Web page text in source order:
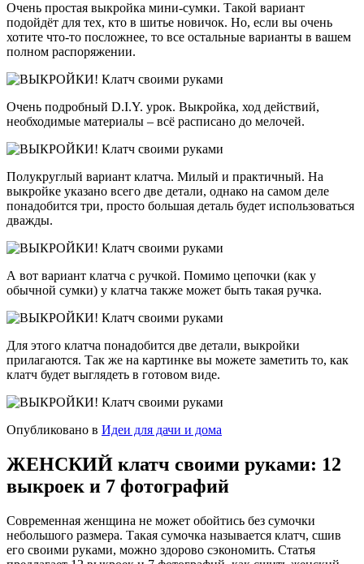
Очень простая выкройка мини-сумки. Такой вариант
подойдёт для тех, кто в шитье новичок. Но, если вы очень
хотите что-то посложнее, то все остальные варианты в вашем
полном распоряжении.
Очень подробный D.I.Y. урок. Выкройка, ход действий,
необходимые материалы – всё расписано до мелочей.
Полукруглый вариант клатча. Милый и практичный. На
выкройке указано всего две детали, однако на самом деле
понадобится три, просто большая деталь будет использоваться
дважды.
А вот вариант клатча с ручкой. Помимо цепочки (как у
обычной сумки) у клатча также может быть такая ручка.
Для этого клатча понадобится две детали, выкройки
прилагаются. Так же на картинке вы можете заметить то, как
клатч будет выглядеть в готовом виде.
Опубликовано в Идеи для дачи и дома
ЖЕНСКИЙ клатч своими руками: 12
выкроек и 7 фотографий
Современная женщина не может обойтись без сумочки
небольшого размера. Такая сумочка называется клатч, сшив
его своими руками, можно здорово сэкономить. Статья